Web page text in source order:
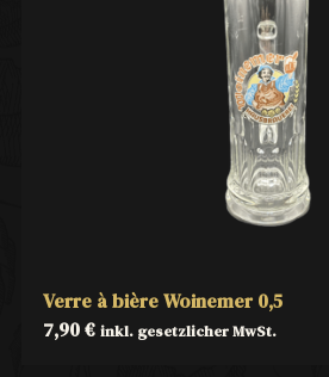
Verre à bière Woinemer 0,5
7,90€ inkl. gesetzlicher MwSt.